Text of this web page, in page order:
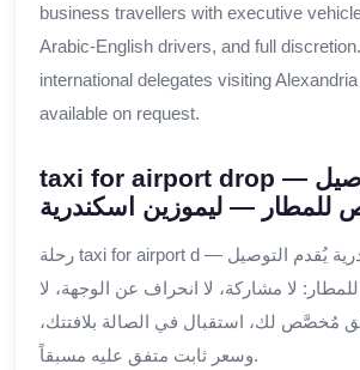
business travellers with executive
Arabic-English drivers, and full
international delegates visiting
available on request.
taxi for airport drop — خدمة التوصيل
للمطار — ليموزين اسكندرية
رحلة taxi for airport d — ليموزين اسكندرية يُقدم التوصيل
لا مشاركة، لا انحراف عن الوجهة، لا
مُخصَّص لك، استقبال في الصالة بلافتتك،
وسعر ثابت متفق عليه مسبقاً.